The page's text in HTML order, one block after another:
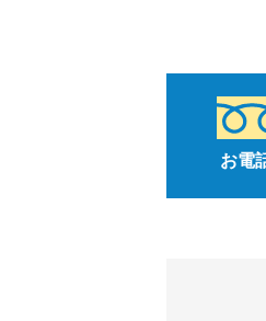
お電